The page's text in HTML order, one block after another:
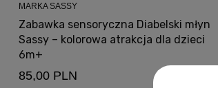
MARKA SASSY
Zabawka sensoryczna Diabelski młyn
Sassy – kolorowa atrakcja dla dzieci
6m+
85,00 PLN